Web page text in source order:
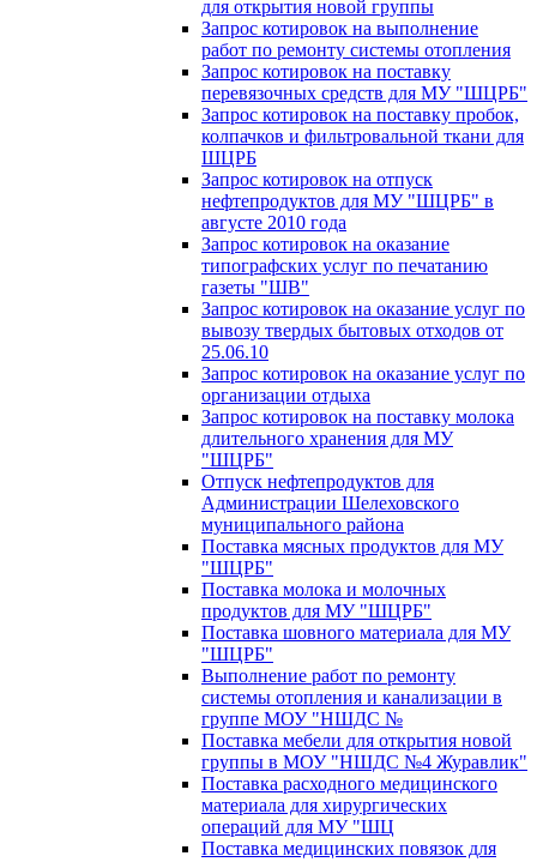
для открытия новой группы
Запрос котировок на выполнение
работ по ремонту системы отопления
Запрос котировок на поставку
перевязочных средств для МУ "ШЦРБ"
Запрос котировок на поставку пробок,
колпачков и фильтровальной ткани для
ШЦРБ
Запрос котировок на отпуск
нефтепродуктов для МУ "ШЦРБ" в
августе 2010 года
Запрос котировок на оказание
типографских услуг по печатанию
газеты "ШВ"
Запрос котировок на оказание услуг по
вывозу твердых бытовых отходов от
25.06.10
Запрос котировок на оказание услуг по
организации отдыха
Запрос котировок на поставку молока
длительного хранения для МУ
"ШЦРБ"
Отпуск нефтепродуктов для
Администрации Шелеховского
муниципального района
Поставка мясных продуктов для МУ
"ШЦРБ"
Поставка молока и молочных
продуктов для МУ "ШЦРБ"
Поставка шовного материала для МУ
"ШЦРБ"
Выполнение работ по ремонту
системы отопления и канализации в
группе МОУ "НШДС №
Поставка мебели для открытия новой
группы в МОУ "НШДС №4 Журавлик"
Поставка расходного медицинского
материала для хирургических
операций для МУ "ШЦ
Поставка медицинских повязок для